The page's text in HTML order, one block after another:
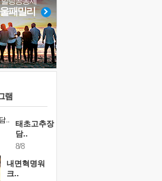
을 보며
극심한 변비, 어깨결림, 수면 장애
아픈 아버지를 위한 공간 설계
머니
#유튜브
#나눔
프 #독서
패밀리
램
태초고추장
담..
8/8
내면혁명워
크..